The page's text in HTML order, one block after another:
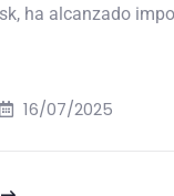
ha alcanzado
16/07/2025